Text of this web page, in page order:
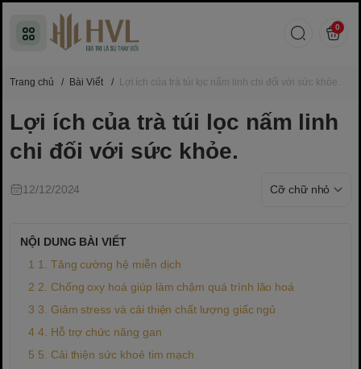
0
Trang chủ / Bài Viết / Lợi ích của trà túi lọc nấm linh chi đối với sức khỏe.
Lợi ích của trà túi lọc nấm linh
chi đối với sức khỏe.
12/12/2024
NỘI DUNG BÀI VIẾT
1. Tăng cường hệ miễn dịch
2. Chống oxy hoá giúp làm chậm quá trình lão hoá
3. Giảm stress và cải thiện chất lượng giấc ngủ
4. Hỗ trợ chức năng gan
5. Cải thiện sức khoẻ tim mạch